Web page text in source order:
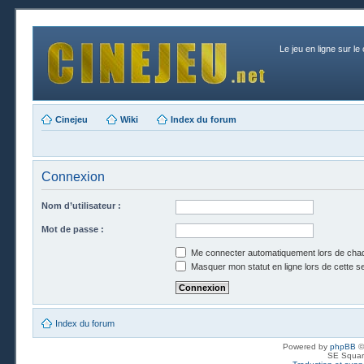
Le jeu en ligne sur le
Cinejeu Wiki Index du forum
Connexion
Nom d’utilisateur :
Mot de passe :
Me connecter automatiquement lors de
Masquer mon statut en ligne lors de cette
Index du forum
Powered by phpBB
SE